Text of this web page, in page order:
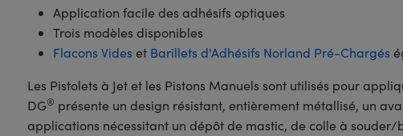
Application facile des adhésifs optiques
Trois modèles disponibles
Flacons Videset Barillets d'Adhésifs Norland Pré-Chargés
Les Pistolets à Jet et les Pistons Manuels sont utilisés pour
DG® présente un design résistant, entièrement métallisé, un
applications nécessitant un dépôt de mastic, de colle à